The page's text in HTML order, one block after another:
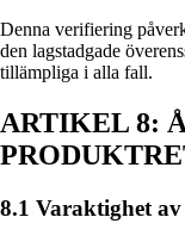
Denna verifiering
den lagstadgade
tillämpliga i alla fall.
ARTIKEL 8:
8.1 Varaktighet